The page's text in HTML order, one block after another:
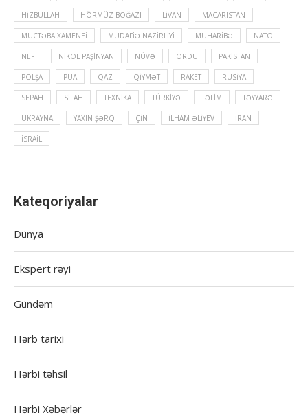
HIZBULLAH HÖRMÜZ BOĞAZI LIVAN MACARISTAN
MÜCTƏBA XAMENEI MÜDAFIƏ NAZIRLIYI MÜHARIBƏ NATO
NEFT NIKOL PAŞINYAN NÜVƏ ORDU PAKISTAN
POLŞA PUA QAZ QIYMƏT RAKET RUSIYA
SEPAH SILAH TEXNIKA TÜRKIYƏ TƏLIM TƏYYARƏ
UKRAYNA YAXIN ŞƏRQ ÇIN İLHAM ƏLIYEV İRAN
İSRAIL
Kateqoriyalar
Dünya
Ekspert rəyi
Gündəm
Hərb tarixi
Hərbi təhsil
Hərbi Xəbərlər